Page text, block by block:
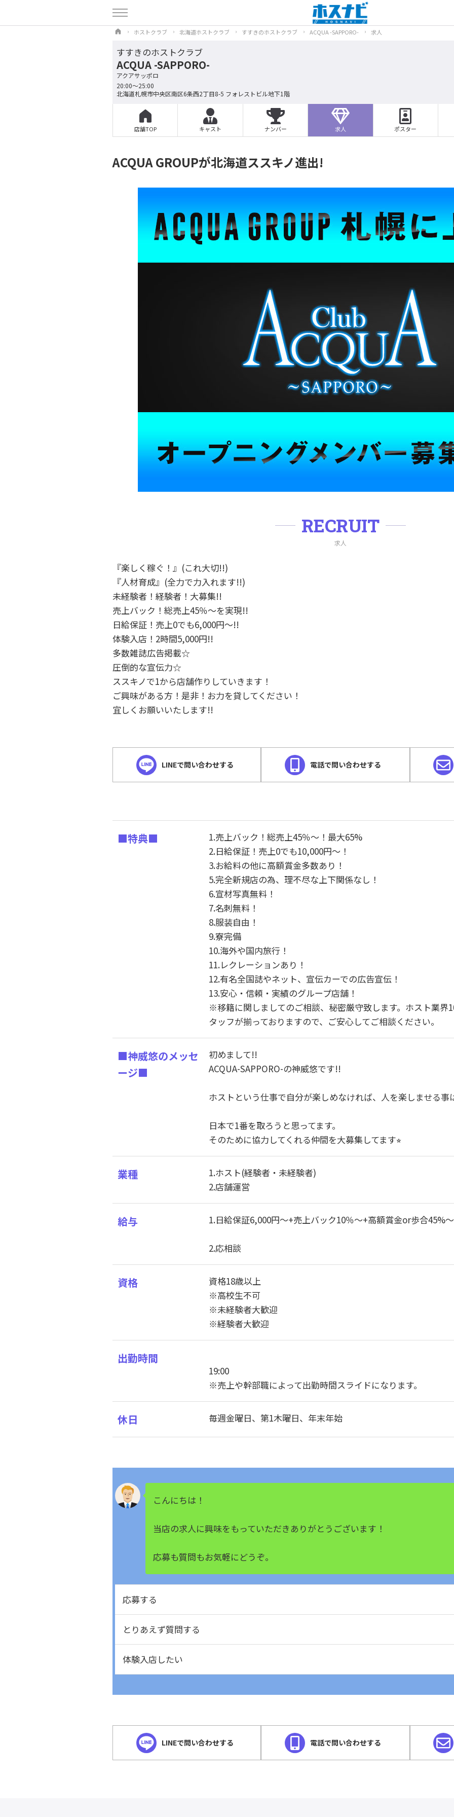
ホストクラブ 北海道ホストクラブ すすきのホストクラブ ACQUA -SAPPORO- 求人
すすきのホストクラブ
ACQUA -SAPPORO-
アクアサッポロ
20:00～25:00
北海道札幌市中央区南区6条西2丁目8-5 フォレストビル地下1階
店舗TOP キャスト ナンバー 求人 ポスター
ACQUA GROUPが北海道ススキノ進出!
RECRUIT
求人
『楽しく稼ぐ！』(これ大切!!)
『人材育成』(全力で力入れます!!)
未経験者！経験者！大募集!!
売上バック！総売上45％～を実現!!
日給保証！売上0でも6,000円～!!
体験入店！2時間5,000円!!
多数雑誌広告掲載☆
圧倒的な宣伝力☆
ススキノで1から店舗作りしていきます！
ご興味がある方！是非！お力を貸してください！
宜しくお願いいたします!!
LINEで問い合わせする 電話で問い合わせする
■特典■
1.売上バック！総売上45％～！最大65%
2.日給保証！売上0でも10,000円〜！
3.お給料の他に高額賞金多数あり！
5.完全新規店の為、理不尽な上下関係なし！
6.宣材写真無料！
7.名刺無料！
8.服装自由！
9.寮完備
10.海外や国内旅行！
11.レクレーションあり！
12.有名全国誌やネット、宣伝カーでの広告宣伝！
13.安心・信頼・実績のグループ店舗！
※移籍に関しましてのご相談、秘密厳守致します。ホスト業界
タッフが揃っておりますので、ご安心してご相談ください。
■神威悠のメッセ
ージ■
初めまして!!
ACQUA-SAPPORO-の神威悠です!!
ホストという仕事で自分が楽しめなければ、人を楽しませる事
日本で1番を取ろうと思ってます。
そのために協力してくれる仲間を大募集してます⭐︎
業種
1.ホスト(経験者・未経験者)
2.店舗運営
給与 1.日給保証6,000円～+売上バック10％～+高額賞金or歩合45%
2.応相談
資格
資格18歳以上
※高校生不可
※未経験者大歓迎
※経験者大歓迎
出勤時間
19:00
※売上や幹部職によって出勤時間スライドになります。
休日 毎週金曜日、第1木曜日、年末年始
こんにちは！
当店の求人に興味をもっていただきありがとうございます！
応募も質問もお気軽にどうぞ。
応募する
とりあえず質問する
体験入店したい
LINEで問い合わせする 電話で問い合わせする